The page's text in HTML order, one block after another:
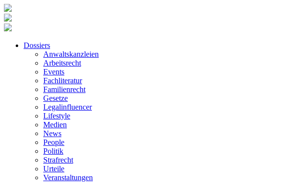
Dossiers
Anwaltskanzleien
Arbeitsrecht
Events
Fachliteratur
Familienrecht
Gesetze
Legalinfluencer
Lifestyle
Medien
News
People
Politik
Strafrecht
Urteile
Veranstaltungen